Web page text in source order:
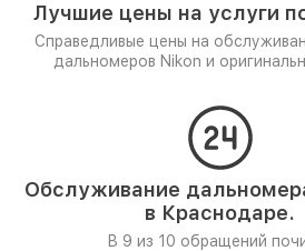
Лучшие цены на услуги
Справедливые цены на
дальномеров Nikon и
Обслуживание
в Краснодаре.
В 9 из 10 обращений